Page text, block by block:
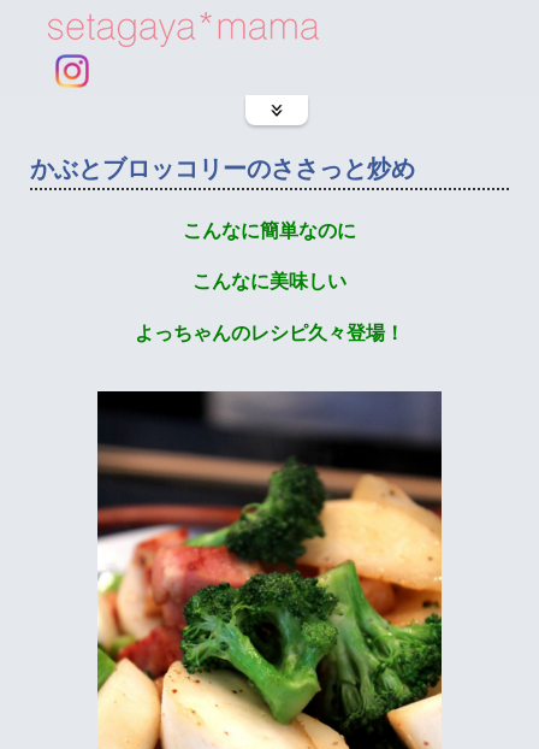
かぶとブロッコリーのささっと炒め
こんなに簡単なのに
こんなに美味しい
よっちゃんのレシピ久々登場！